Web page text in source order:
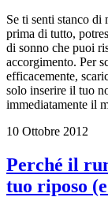
Se ti senti stanco di
prima di tutto,
di sonno che puoi
accorgimento. Per
efficacemente,
solo inserire il tuo
immediatamente il
10 Ottobre 2012
Perché il
tuo riposo